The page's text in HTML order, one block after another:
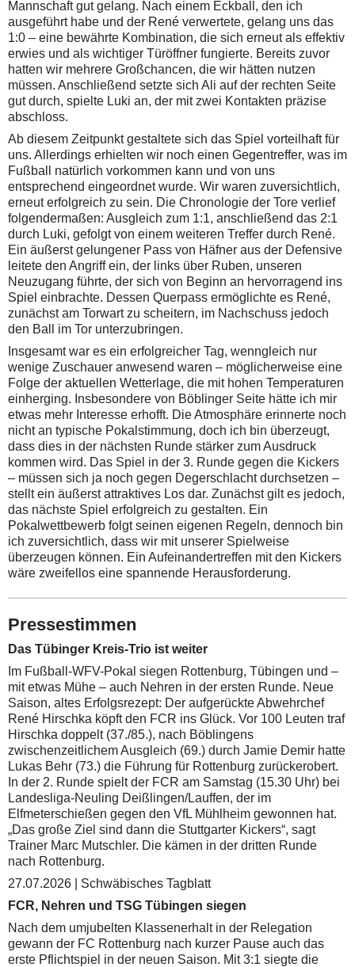
Mannschaft gut gelang. Nach einem Eckball, den ich
ausgeführt habe und der René verwertete, gelang uns das
1:0 – eine bewährte Kombination, die sich erneut als effektiv
erwies und als wichtiger Türöffner fungierte. Bereits zuvor
hatten wir mehrere Großchancen, die wir hätten nutzen
müssen. Anschließend setzte sich Ali auf der rechten Seite
gut durch, spielte Luki an, der mit zwei Kontakten präzise
abschloss.
Ab diesem Zeitpunkt gestaltete sich das Spiel vorteilhaft für
uns. Allerdings erhielten wir noch einen Gegentreffer, was im
Fußball natürlich vorkommen kann und von uns
entsprechend eingeordnet wurde. Wir waren zuversichtlich,
erneut erfolgreich zu sein. Die Chronologie der Tore verlief
folgendermaßen: Ausgleich zum 1:1, anschließend das 2:1
durch Luki, gefolgt von einem weiteren Treffer durch René.
Ein äußerst gelungener Pass von Häfner aus der Defensive
leitete den Angriff ein, der links über Ruben, unseren
Neuzugang führte, der sich von Beginn an hervorragend ins
Spiel einbrachte. Dessen Querpass ermöglichte es René,
zunächst am Torwart zu scheitern, im Nachschuss jedoch
den Ball im Tor unterzubringen.
Insgesamt war es ein erfolgreicher Tag, wenngleich nur
wenige Zuschauer anwesend waren – möglicherweise eine
Folge der aktuellen Wetterlage, die mit hohen Temperaturen
einherging. Insbesondere von Böblinger Seite hätte ich mir
etwas mehr Interesse erhofft. Die Atmosphäre erinnerte noch
nicht an typische Pokalstimmung, doch ich bin überzeugt,
dass dies in der nächsten Runde stärker zum Ausdruck
kommen wird. Das Spiel in der 3. Runde gegen die Kickers
– müssen sich ja noch gegen Degerschlacht durchsetzen –
stellt ein äußerst attraktives Los dar. Zunächst gilt es jedoch,
das nächste Spiel erfolgreich zu gestalten. Ein
Pokalwettbewerb folgt seinen eigenen Regeln, dennoch bin
ich zuversichtlich, dass wir mit unserer Spielweise
überzeugen können. Ein Aufeinandertreffen mit den Kickers
wäre zweifellos eine spannende Herausforderung.
Pressestimmen
Das Tübinger Kreis-Trio ist weiter
Im Fußball-WFV-Pokal siegen Rottenburg, Tübingen und –
mit etwas Mühe – auch Nehren in der ersten Runde. Neue
Saison, altes Erfolgsrezept: Der aufgerückte Abwehrchef
René Hirschka köpft den FCR ins Glück. Vor 100 Leuten traf
Hirschka doppelt (37./85.), nach Böblingens
zwischenzeitlichem Ausgleich (69.) durch Jamie Demir hatte
Lukas Behr (73.) die Führung für Rottenburg zurückerobert.
In der 2. Runde spielt der FCR am Samstag (15.30 Uhr) bei
Landesliga-Neuling Deißlingen/Lauffen, der im
Elfmeterschießen gegen den VfL Mühlheim gewonnen hat.
„Das große Ziel sind dann die Stuttgarter Kickers“, sagt
Trainer Marc Mutschler. Die kämen in der dritten Runde
nach Rottenburg.
27.07.2026 | Schwäbisches Tagblatt
FCR, Nehren und TSG Tübingen siegen
Nach dem umjubelten Klassenerhalt in der Relegation
gewann der FC Rottenburg nach kurzer Pause auch das
erste Pflichtspiel in der neuen Saison. Mit 3:1 siegte die